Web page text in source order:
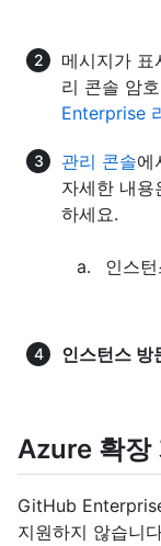
메시지가 표
리 콘솔 암
Enterprise
관리 콘솔에
자세한 내용
하세요.
인스
인스턴스 방
Azure 확장
GitHub
지원하지 않습니